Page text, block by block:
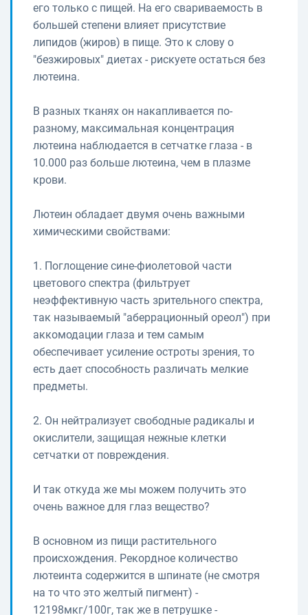
его только с пищей. На его свариваемость в
большей степени влияет присутствие
липидов (жиров) в пище. Это к слову о
"безжировых" диетах - рискуете остаться без
лютеина.
В разных тканях он накапливается по-
разному, максимальная концентрация
лютеина наблюдается в сетчатке глаза - в
10.000 раз больше лютеина, чем в плазме
крови.
Лютеин обладает двумя очень важными
химическими свойствами:
1. Поглощение сине-фиолетовой части
цветового спектра (фильтрует
неэффективную часть зрительного спектра,
так называемый "аберрационный ореол") при
аккомодации глаза и тем самым
обеспечивает усиление остроты зрения, то
есть дает способность различать мелкие
предметы.
2. Он нейтрализует свободные радикалы и
окислители, защищая нежные клетки
сетчатки от повреждения.
И так откуда же мы можем получить это
очень важное для глаз вещество?
В основном из пищи растительного
происхождения. Рекордное количество
лютеинта содержится в шпинате (не смотря
на то что это желтый пигмент) -
12198мкг/100г, так же в петрушке -